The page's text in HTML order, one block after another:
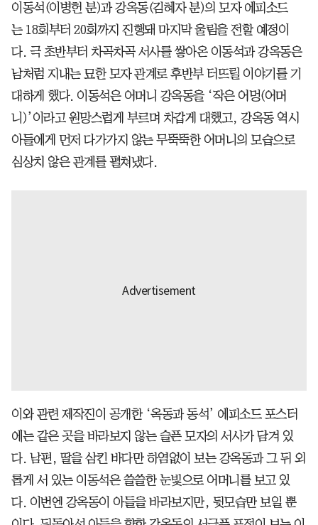
이동석(이병헌 분)과 강옥동(김혜자 분)의 모자 에피소드
는 18회부터 20회까지 진행돼 마지막 울림을 전할 예정이
다. 극 초반부터 차곡차곡 서사를 쌓아온 이동석과 강옥동은
남처럼 지내는 묘한 모자 관계로 후반부 터뜨릴 이야기를 기
대하게 했다. 이동석은 어머니 강옥동을 ‘작은 어멍(어머
니)’이라고 원망스럽게 부르며 차갑게 대했고, 강옥동 역시
아들에게 먼저 다가가지 않는 무뚝뚝한 어머니의 모습으로
심상치 않은 관계를 펼쳐냈다.
이와 관련 제작진이 공개한 ‘옥동과 동석’ 에피소드 포스터
에는 같은 곳을 바라보지 않는 슬픈 모자의 서사가 담겨 있
다. 남편, 딸을 삼킨 바다만 하염없이 보는 강옥동과 그 뒤 외
롭게 서 있는 이동석은 쓸쓸한 눈빛으로 어머니를 보고 있
다. 이번엔 강옥동이 아들을 바라보지만, 뒷모습만 보일 뿐